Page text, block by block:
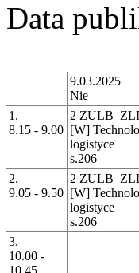
Data
9.03.2025
Nie
1.
8.15 - 9.00
2
[W]
logistyce
s.206
2.
9.05 - 9.50
2
[W]
logistyce
s.206
3.
10.00 -
10.45